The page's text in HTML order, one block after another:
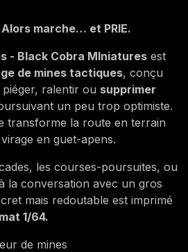
marche… et PRIE.
- Black Cobra MIniatures est
de mines tactiques, conçu
ralentir ou supprimer
un peu trop optimiste.
transforme la route en terrain
en guet-apens.
les courses-poursuites, ou
la conversation avec un gros
mais redoutable est imprimé
1/64.
de mines